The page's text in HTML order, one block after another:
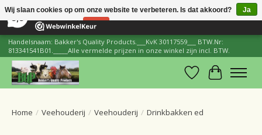
206 Reviews ×
Handelsnaam: Bakker's Quality Products.___KvK 30117559___ BTW.Nr:
813341541B01._____Alle vermelde prijzen in onze winkel zijn incl. BTW.
Verlanglijst
Home / Veehouderij / Veehouderij / Drinkbakken ed
Wij slaan cookies op om onze website te verbeteren. Is dat akkoord?
Ja
Nee